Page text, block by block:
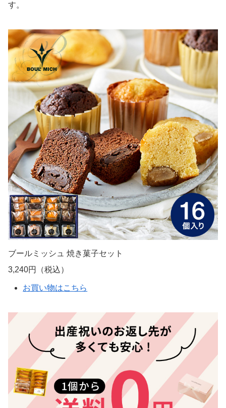
す。
ブールミッシュ 焼き菓子セット
3,240円（税込）
お買い物はこちら